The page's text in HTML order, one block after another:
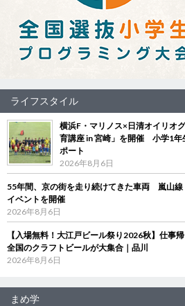
ライフスタイル
横浜F・マリノス×日清オイリオ
育講座 in 宮崎」を開催 小学1年
ポート
2026年8月6日
55年間、京の街を走り続けてきた車両 嵐山
イベントを開催
2026年8月6日
【入場無料！大江戸ビール祭り2026秋】仕事
全国のクラフトビールが大集合｜品川
2026年8月6日
まめ学